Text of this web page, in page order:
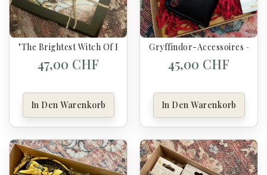
"The Brightest Witch Of Her Age" Mystery Box Harry Potter
47,00 CHF
In Den Warenkorb
Gryffindor-Accessoires –
45,00 CHF
In Den Warenkorb